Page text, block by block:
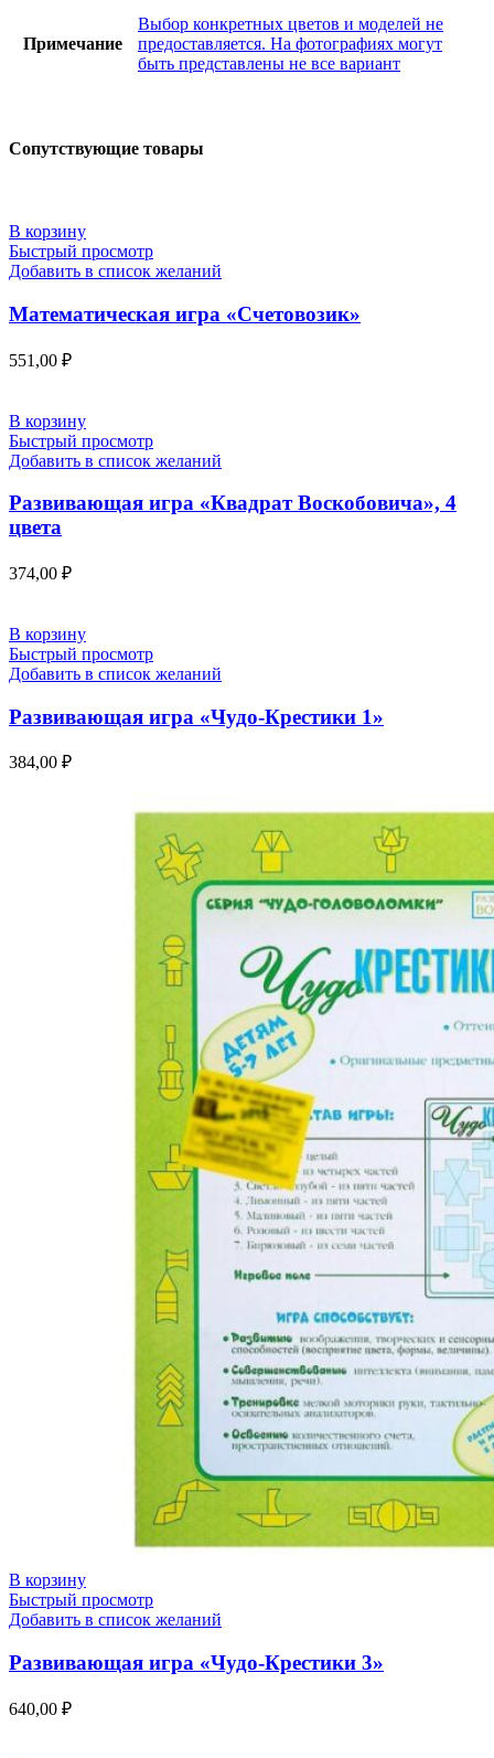
Примечание
Выбор конкретных цветов и моделей не
предоставляется. На фотографиях могут
быть представлены не все вариант
Сопутствующие товары
В корзину
Быстрый просмотр
Добавить в список желаний
Математическая игра «Счетовозик»
551,00 ₽
В корзину
Быстрый просмотр
Добавить в список желаний
Развивающая игра «Квадрат Воскобовича», 4
цвета
374,00 ₽
В корзину
Быстрый просмотр
Добавить в список желаний
Развивающая игра «Чудо-Крестики 1»
384,00 ₽
В корзину
Быстрый просмотр
Добавить в список желаний
Развивающая игра «Чудо-Крестики 3»
640,00 ₽